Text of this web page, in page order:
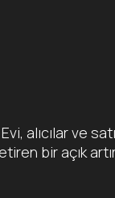
alıcılar ve
bir açık